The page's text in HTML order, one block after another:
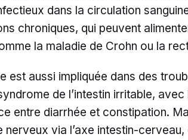
dans la circulation
chroniques, qui peuvent
la maladie de Crohn ou la
est aussi impliquée dans des
de l’intestin irritable,
entre diarrhée et constipation.
nerveux via l’axe intestin-